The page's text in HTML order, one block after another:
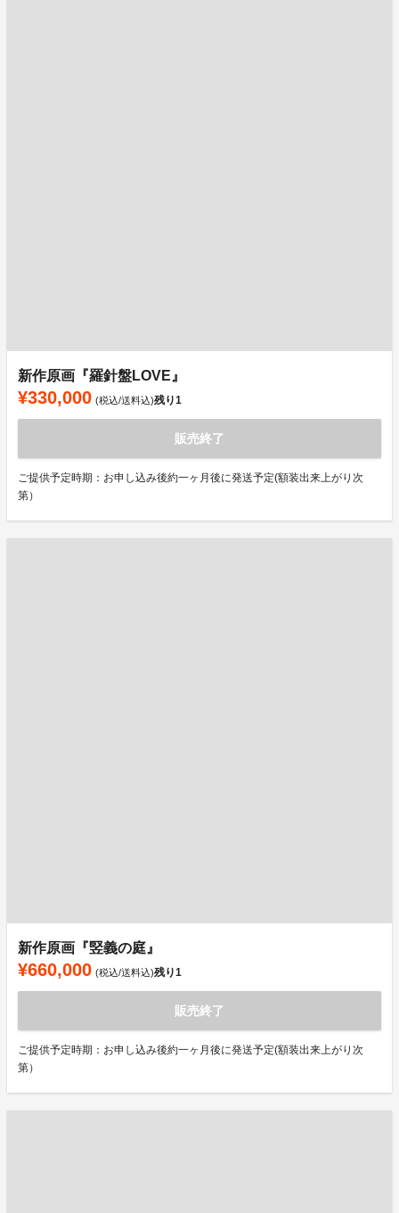
新作原画『羅針盤LOVE』
¥330,000 (税込/送料込)残り1
販売終了
ご提供予定時期：お申し込み後約一ヶ月後に発送予定(額装出来上がり次
第）
新作原画『竪義の庭』
¥660,000 (税込/送料込)残り1
販売終了
ご提供予定時期：お申し込み後約一ヶ月後に発送予定(額装出来上がり次
第）